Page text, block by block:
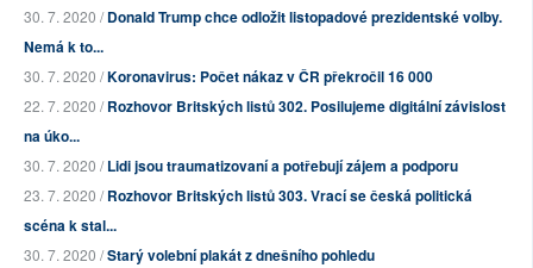
30. 7. 2020 /Donald Trump chce odložit listopadové prezidentské volby.
Nemá k to...
30. 7. 2020 /Koronavirus: Počet nákaz v ČR překročil 16 000
22. 7. 2020 /Rozhovor Britských listů 302. Posilujeme digitální závislost
na úko...
30. 7. 2020 /Lidi jsou traumatizovaní a potřebují zájem a podporu
23. 7. 2020 /Rozhovor Britských listů 303. Vrací se česká politická
scéna k stal...
30. 7. 2020 /Starý volební plakát z dnešního pohledu